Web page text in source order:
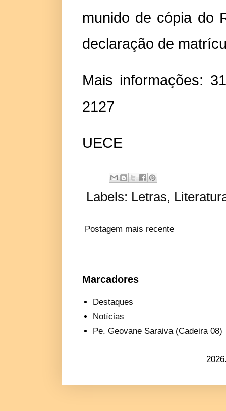
munido de cópia do
declaração de
Mais informações:
2127
UECE
Labels: Letras,
Postagem mais recente
Marcadores
Destaques
Notícias
Pe. Geovane Saraiva (Cadeira 08)